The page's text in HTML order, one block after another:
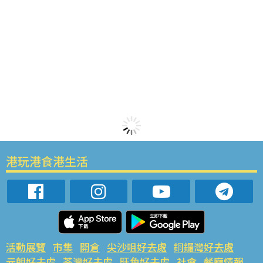
港玩港食港生活
活動展覽 市集 開倉 尖沙咀好去處 銅鑼灣好去處